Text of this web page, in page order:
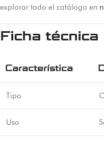
explorar todo el catálogo en
Ficha técnica
Característica
Tipo
Uso